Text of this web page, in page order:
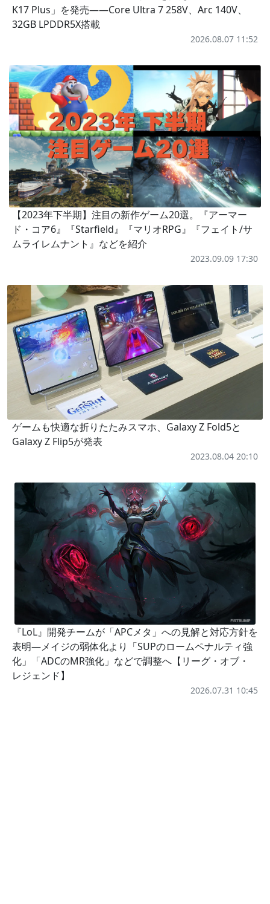
K17 Plus」を発売――Core Ultra 7 258V、Arc 140V、
32GB LPDDR5X搭載
2026.08.07 11:52
【2023年下半期】注目の新作ゲーム20選。『アーマー
ド・コア6』『Starfield』『マリオRPG』『フェイト/サ
ムライレムナント』などを紹介
2023.09.09 17:30
ゲームも快適な折りたたみスマホ、Galaxy Z Fold5と
Galaxy Z Flip5が発表
2023.08.04 20:10
『LoL』開発チームが「APCメタ」への見解と対応方針を
表明―メイジの弱体化より「SUPのロームペナルティ強
化」「ADCのMR強化」などで調整へ【リーグ・オブ・
レジェンド】
2026.07.31 10:45